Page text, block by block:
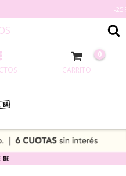
-25 % OFF
CARRITO
0